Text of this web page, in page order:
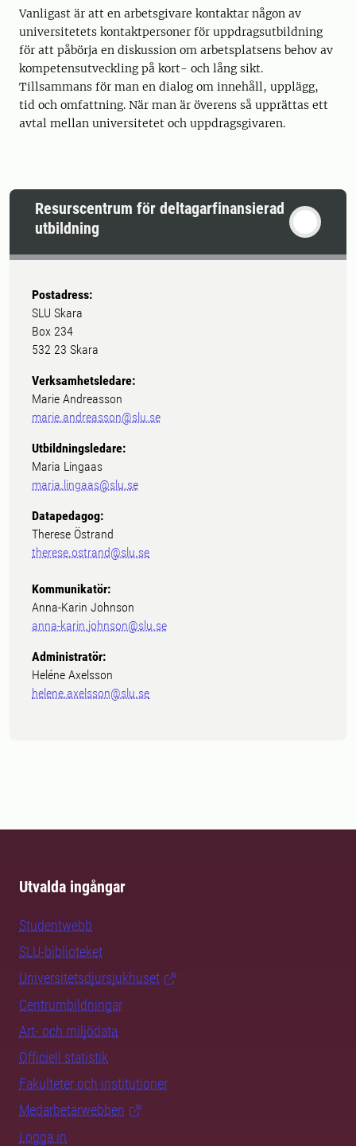
Vanligast är att en arbetsgivare kontaktar någon av
universitetets kontaktpersoner för uppdragsutbildning
för att påbörja en diskussion om arbetsplatsens behov av
kompetensutveckling på kort- och lång sikt.
Tillsammans för man en dialog om innehåll, upplägg,
tid och omfattning. När man är överens så upprättas ett
avtal mellan universitetet och uppdragsgivaren.
Resurscentrum för deltagarfinansierad
utbildning
Postadress:
SLU Skara
Box 234
532 23 Skara
Verksamhetsledare:
Marie Andreasson
marie.andreasson@slu.se
Utbildningsledare:
Maria Lingaas
maria.lingaas@slu.se
Datapedagog:
Therese Östrand
therese.ostrand@slu.se
Kommunikatör:
Anna-Karin Johnson
anna-karin.johnson@slu.se
Administratör:
Heléne Axelsson
helene.axelsson@slu.se
Utvalda ingångar
Studentwebb
SLU-biblioteket
Universitetsdjursjukhuset
Centrumbildningar
Art- och miljödata
Officiell statistik
Fakulteter och institutioner
Medarbetarwebben
Logga in